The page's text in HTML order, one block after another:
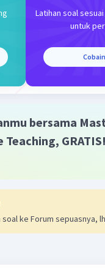
Latihan soal
untuk
bersama
Teaching, GRATIS!
ke Forum sepuasnya,